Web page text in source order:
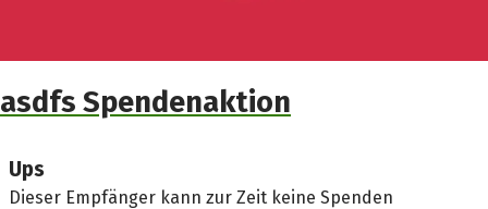
asdfs Spendenaktion
Ups
Dieser Empfänger kann zur Zeit keine Spenden